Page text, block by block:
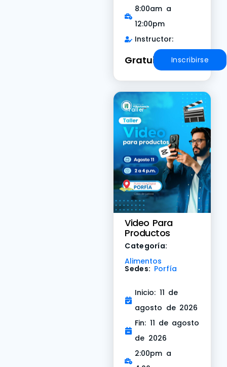
8:00am a
12:00pm
Instructor:
Gratuito Inscribirse
Taller
Video Para
Productos
Categoría:
Alimentos
Sedes: Porfía
Inicio: 11 de
agosto de 2026
Fin: 11 de agosto
de 2026
2:00pm a